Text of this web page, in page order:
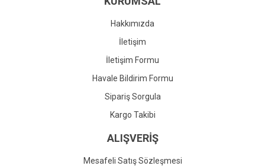
Gönder
Hakkımızda
İletişim
İletişim Formu
Havale Bildirim Formu
Sipariş Sorgula
Kargo Takibi
ALIŞVERİŞ
Mesafeli Satış Sözleşmesi